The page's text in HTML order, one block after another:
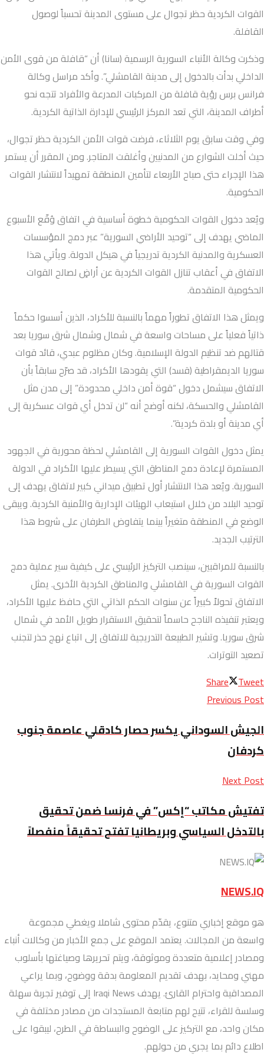
القوات الكردية حظر تجوال على مستوى المدينة تحسباً لوصول
القافلة.
وذكرت وكالة الأنباء السورية الرسمية (سانا) أن “قافلة من قوى الأمن
الداخلي بدأت بالدخول إلى مدينة القامشلي”. وأكد مراسل وكالة
فرانس برس رؤية قافلة من المركبات المدرعة والأفراد تتجه نحو
أطراف المدينة، التي تعد المركز الرئيسي للإدارة الذاتية الكردية.
وفي وقت سابق يوم الثلاثاء، فرضت قوات الأمن الكردية حظر تجوال،
حيث أخلت الشوارع من المدنيين وأغلقت المتاجر. ومن المقرر أن يستمر
هذا الإجراء حتى صباح الأربعاء لتأمين المنطقة تمهيداً لانتشار القوات
الحكومية.
ويُعد دخول القوات الحكومية خطوة أساسية في اتفاق وُقّع الأسبوع
الماضي يهدف إلى “توحيد الأراضي السورية” عبر دمج المؤسسات
العسكرية والمدنية الكردية تدريجياً في هيكل الدولة. ويأتي هذا
الاتفاق في أعقاب تنازل القوات الكردية عن أراضٍ لصالح القوات
الحكومية المتقدمة.
ويمثل هذا الاتفاق تطوراً مهماً بالنسبة للأكراد، الذين أسسوا حكماً
ذاتياً فعلياً على مساحات واسعة في شمال وشمال شرق سوريا بعد
قتالهم ضد تنظيم الدولة الإسلامية. وكان مظلوم عبدي، قائد قوات
سوريا الديمقراطية (قسد) التي يقودها الأكراد، قد صرّح سابقاً بأن
الاتفاق سيشمل دخول “قوة أمن داخلي محدودة” إلى مدن مثل
القامشلي والحسكة، لكنه أوضح أنه “لن تدخل أي قوات عسكرية إلى
أي مدينة أو بلدة كردية”.
يمثل دخول القوات السورية إلى القامشلي لحظة محورية في الجهود
المستمرة لإعادة دمج المناطق التي يسيطر عليها الأكراد في الدولة
السورية. ويُعد هذا الانتشار أول تطبيق ميداني كبير لاتفاق يهدف إلى
توحيد البلاد من خلال استيعاب الهيئات الإدارية والأمنية الكردية. ويبقى
الوضع في المنطقة متغيراً بينما يتفاوض الطرفان على شروط هذا
الترتيب الجديد.
بالنسبة للمراقبين، سينصب التركيز الرئيسي على كيفية سير عملية دمج
القوات السورية في القامشلي والمناطق الكردية الأخرى. يمثل
الاتفاق تحولاً كبيراً عن سنوات الحكم الذاتي التي حافظ عليها الأكراد،
ويعتبر تنفيذه الناجح حاسماً لتحقيق الاستقرار طويل الأمد في شمال
شرق سوريا. وتشير الطبيعة التدريجية للاتفاق إلى اتباع نهج حذر لتجنب
تصعيد التوترات.
Share Tweet
Previous Post
الجيش السوداني يكسر حصار كادقلي عاصمة جنوب
كردفان
Next Post
تفتيش مكاتب “إكس” في فرنسا ضمن تحقيق
بالتدخل السياسي وبريطانيا تفتح تحقيقاً منفصلاً
NEWS.IQ
هو موقع إخباري متنوع، يقدّم محتوى شاملا ويغطي مجموعة
واسعة من المجالات. يعتمد الموقع على جمع الأخبار من وكالات أنباء
ومصادر إعلامية متعددة وموثوقة، ويتم تحريرها وصياغتها بأسلوب
مهني ومحايد، بهدف تقديم المعلومة بدقة ووضوح، وبما يراعي
المصداقية واحترام القارئ. يهدف Iraqi News إلى توفير تجربة سهلة
وسلسة للقراء، تتيح لهم متابعة المستجدات من مصادر مختلفة في
مكان واحد، مع التركيز على الوضوح والبساطة في الطرح، ليبقوا على
اطلاع دائم بما يجري من حولهم.